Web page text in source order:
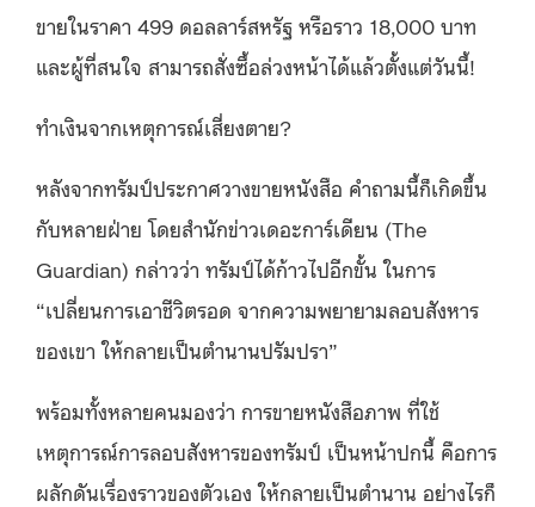
ขายในราคา 499 ดอลลาร์สหรัฐ หรือราว 18,000 บาท
และผู้ที่สนใจ สามารถสั่งซื้อล่วงหน้าได้แล้วตั้งแต่วันนี้!
ทำเงินจากเหตุการณ์เสี่ยงตาย?
หลังจากทรัมป์ประกาศวางขายหนังสือ คำถามนี้ก็เกิดขึ้น
กับหลายฝ่าย โดยสำนักข่าวเดอะการ์เดียน (The
Guardian) กล่าวว่า ทรัมป์ได้ก้าวไปอีกขั้น ในการ
“เปลี่ยนการเอาชีวิตรอด จากความพยายามลอบสังหาร
ของเขา ให้กลายเป็นตำนานปรัมปรา”
พร้อมทั้งหลายคนมองว่า การขายหนังสือภาพ ที่ใช้
เหตุการณ์การลอบสังหารของทรัมป์ เป็นหน้าปกนี้ คือการ
ผลักดันเรื่องราวของตัวเอง ให้กลายเป็นตำนาน อย่างไรก็